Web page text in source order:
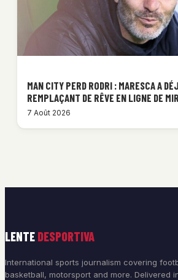
MAN CITY PERD RODRI : MARESCA A
REMPLAÇANT DE RÊVE EN LIGNE DE
7 Août 2026
LENTE DESPORTIVA
International sports journalism covering
basketball, motorsport and more. Delivered